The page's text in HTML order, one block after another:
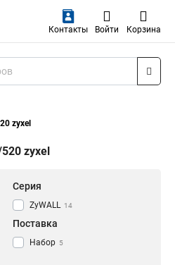
Контакты Войти Корзина
zyxel
zyxel
Серия
ZyWALL 14
Поставка
Набор 5